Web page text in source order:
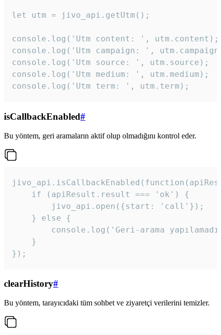
let utm = jivo_api.getUtm();
console.log('Utm content: ', utm.content);
console.log('Utm campaign: ',
console.log('Utm source: ', utm.source);
console.log('Utm medium: ', utm.medium);
console.log('Utm term: ', utm.term);
isCallbackEnabled#
Bu yöntem, geri aramaların aktif olup olmadığını kontrol eder.
    if (apiResult.result === 'ok') {
        jivo_api.open({start: 'call'});
    } else {
console.log('Geri-arama
    }
});
clearHistory#
Bu yöntem, tarayıcıdaki tüm sohbet ve ziyaretçi verilerini temizler.